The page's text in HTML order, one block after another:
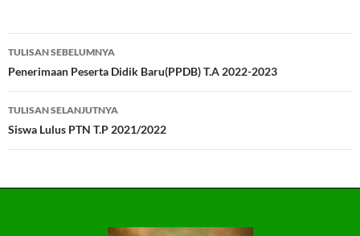
Navigasi
Tulisan
TULISAN SEBELUMNYA
Penerimaan Peserta Didik Baru(PPDB) T.A 2022-2023
TULISAN SELANJUTNYA
Siswa Lulus PTN T.P 2021/2022